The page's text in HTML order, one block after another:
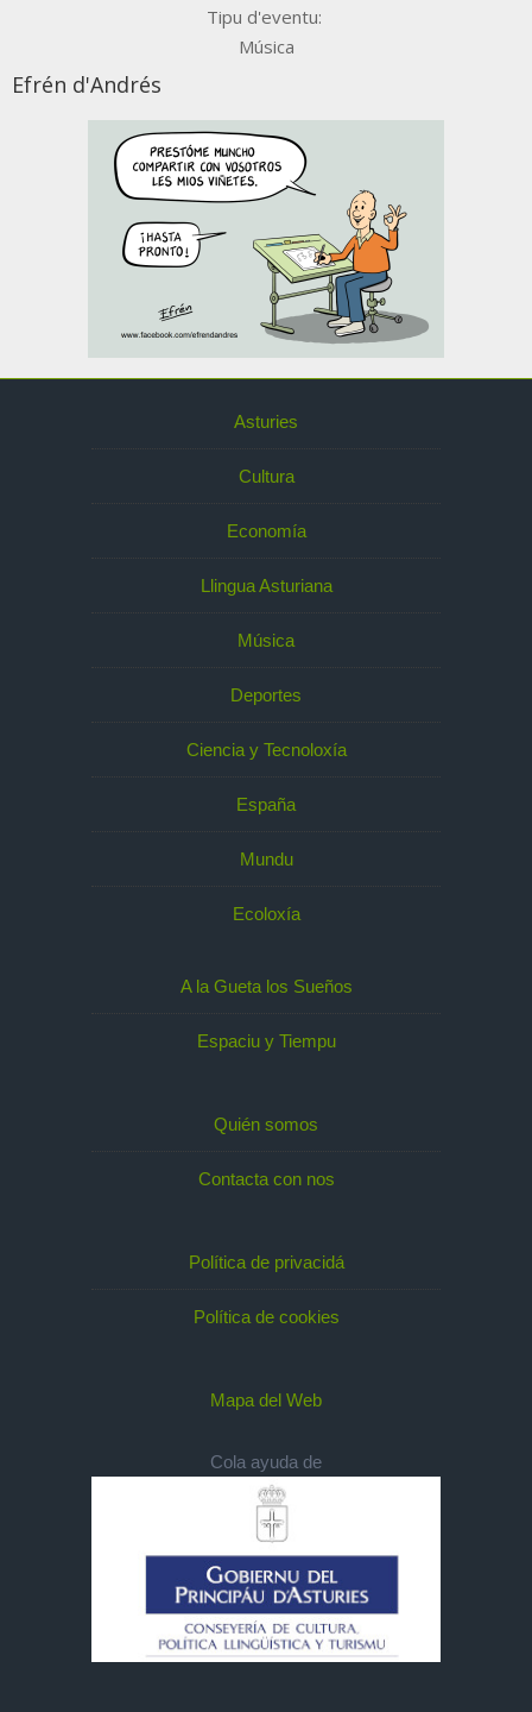
Tipu d'eventu:
Música
Efrén d'Andrés
Asturies
Cultura
Economía
Llingua Asturiana
Música
Deportes
Ciencia y Tecnoloxía
España
Mundu
Ecoloxía
A la Gueta los Sueños
Espaciu y Tiempu
Quién somos
Contacta con nos
Política de privacidá
Política de cookies
Mapa del Web
Cola ayuda de